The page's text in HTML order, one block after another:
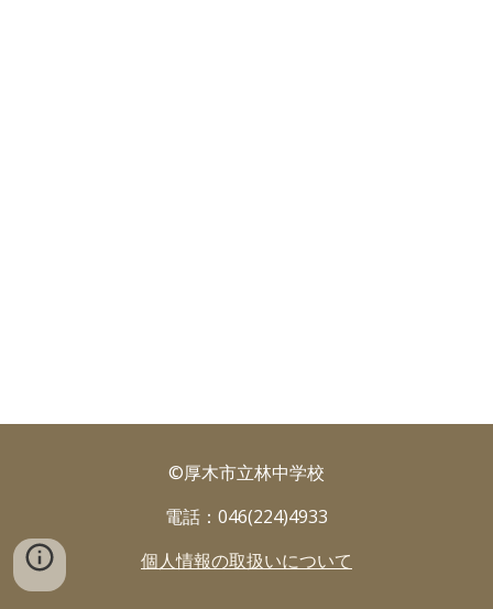
©厚木市立林中学校
電話：046(224)4933
個人情報の取扱いについて